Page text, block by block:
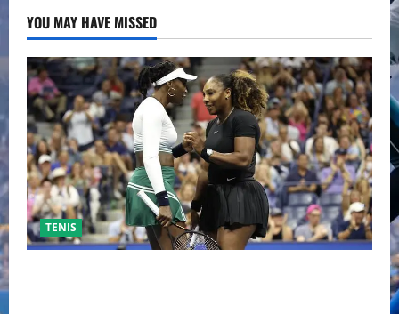
YOU MAY HAVE MISSED
TENIS